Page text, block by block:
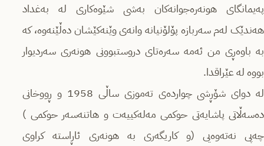
پەیمانگای هونەرەجوانەکان بەشی شێوەکاری لە بەغداد
هەندێک لەم سەربازە پۆلۆنیانە وانەی وێنەکێشان دەڵێنەوە، کە
بە باوەڕی من ئەمە سەرەتای دروستبوونی هونەری سەردیوار
بووە لە عێراقدا.
لە دوای شۆڕشی چواردەی تەموزی ساڵی 1958 و ڕووخانی
دەسەڵاتی پاشایەتی حوکمی مەلەکییەت و هاتنەسەر حوکمی )
چەپی نەتەوەیی (و کاریگەری بە هونەری ئاڕاستە کراوی